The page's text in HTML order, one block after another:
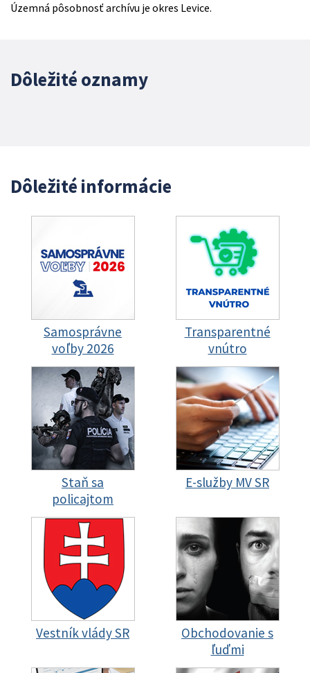
Územná pôsobnosť archívu je okres Levice.
Dôležité oznamy
Dôležité informácie
Samosprávne
voľby 2026
Transparentné
vnútro
Staň sa
policajtom
E-služby MV SR
Vestník vlády SR
Obchodovanie s
ľuďmi